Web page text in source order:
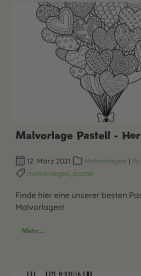
Malvorlage Pastell -
12. März 2021 Malvorlagen |
malvorlagen, pastel
Finde hier eine unserer besten
Malvorlagen!
Mehr...